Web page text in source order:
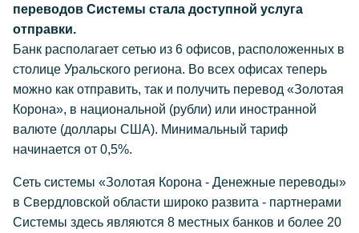
переводов Системы стала доступной услуга
отправки.
Банк располагает сетью из 6 офисов, расположенных в
столице Уральского региона. Во всех офисах теперь
можно как отправить, так и получить перевод «Золотая
Корона», в национальной (рубли) или иностранной
валюте (доллары США). Минимальный тариф
начинается от 0,5%.
Сеть системы «Золотая Корона - Денежные переводы»
в Свердловской области широко развита - партнерами
Системы здесь являются 8 местных банков и более 20